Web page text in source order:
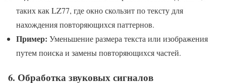
таких как LZ77, где окно скользит по тексту для
нахождения повторяющихся паттернов.
Пример: Уменьшение размера текста или изображения
путем поиска и замены повторяющихся частей.
6. Обработка звуковых сигналов